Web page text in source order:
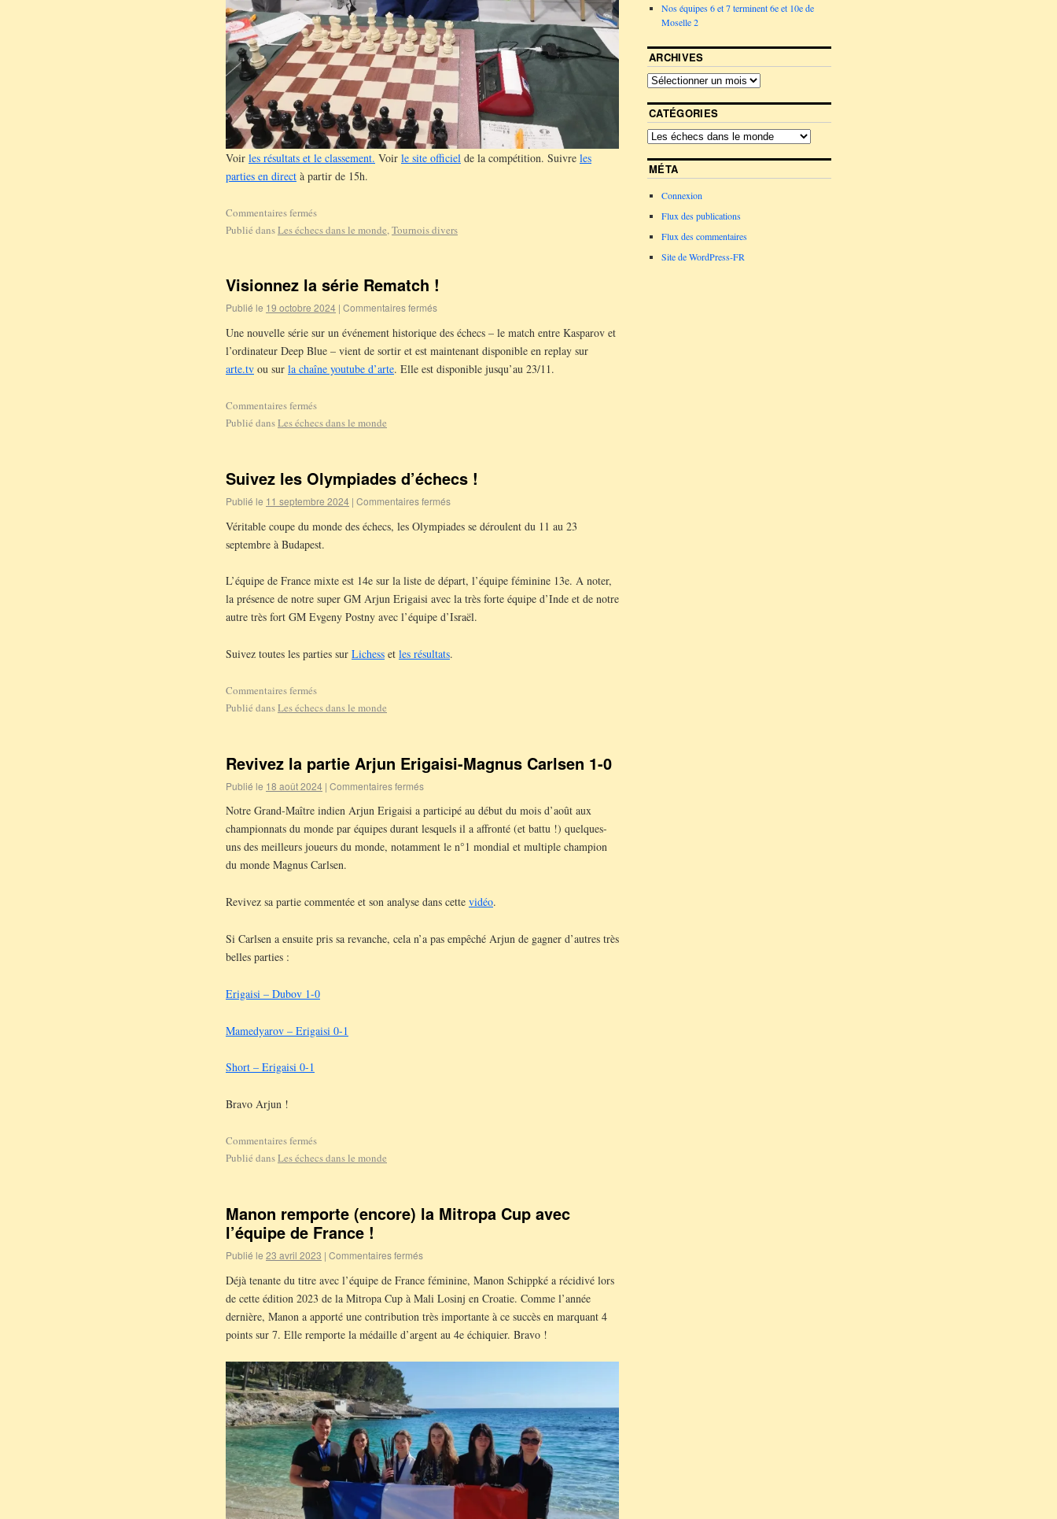
Voir les résultats et le classement. Voir le site officiel de la compétition. Suivre les
parties en direct à partir de 15h.
Commentaires fermés
Publié dansLes échecs dans le monde,Tournois divers
Visionnez la série Rematch !
Publié le 19 octobre 2024 | Commentaires fermés
Une nouvelle série sur un événement historique des échecs – le match entre Kasparov et
l’ordinateur Deep Blue – vient de sortir et est maintenant disponible en replay sur
arte.tv ou sur la chaîne youtube d’arte. Elle est disponible jusqu’au 23/11.
Commentaires fermés
Publié dansLes échecs dans le monde
Suivez les Olympiades d’échecs !
Publié le 11 septembre 2024 | Commentaires fermés
Véritable coupe du monde des échecs, les Olympiades se déroulent du 11 au 23
septembre à Budapest.
L’équipe de France mixte est 14e sur la liste de départ, l’équipe féminine 13e. A noter,
la présence de notre super GM Arjun Erigaisi avec la très forte équipe d’Inde et de notre
autre très fort GM Evgeny Postny avec l’équipe d’Israël.
Suivez toutes les parties sur Lichess et les résultats.
Commentaires fermés
Publié dansLes échecs dans le monde
Revivez la partie Arjun Erigaisi-Magnus Carlsen 1-0
Publié le 18 août 2024 | Commentaires fermés
Notre Grand-Maître indien Arjun Erigaisi a participé au début du mois d’août aux
championnats du monde par équipes durant lesquels il a affronté (et battu !) quelques-
uns des meilleurs joueurs du monde, notamment le n°1 mondial et multiple champion
du monde Magnus Carlsen.
Revivez sa partie commentée et son analyse dans cette vidéo.
Si Carlsen a ensuite pris sa revanche, cela n’a pas empêché Arjun de gagner d’autres très
belles parties :
Erigaisi – Dubov 1-0
Mamedyarov – Erigaisi 0-1
Short – Erigaisi 0-1
Bravo Arjun !
Commentaires fermés
Publié dansLes échecs dans le monde
Manon remporte (encore) la Mitropa Cup avec
l’équipe de France !
Publié le 23 avril 2023 | Commentaires fermés
Déjà tenante du titre avec l’équipe de France féminine, Manon Schippké a récidivé lors
de cette édition 2023 de la Mitropa Cup à Mali Losinj en Croatie. Comme l’année
dernière, Manon a apporté une contribution très importante à ce succès en marquant 4
points sur 7. Elle remporte la médaille d’argent au 4e échiquier. Bravo !
Nos équipes 6 et 7 terminent 6e et 10e de
Moselle 2
ARCHIVES
CATÉGORIES
MÉTA
Connexion
Flux des publications
Flux des commentaires
Site de WordPress-FR